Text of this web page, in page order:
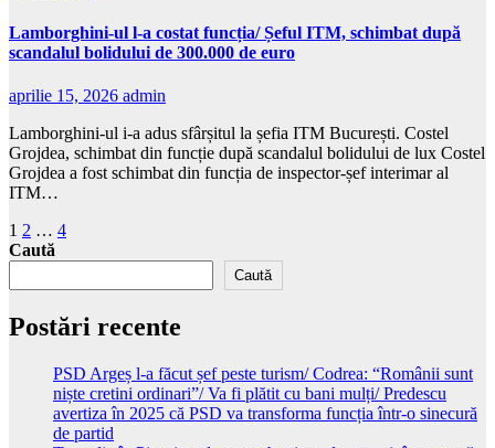
Lamborghini-ul l-a costat funcția/ Șeful ITM, schimbat după
scandalul bolidului de 300.000 de euro
aprilie 15, 2026 admin
Lamborghini-ul i-a adus sfârșitul la șefia ITM București. Costel
Grojdea, schimbat din funcție după scandalul bolidului de lux Costel
Grojdea a fost schimbat din funcția de inspector-șef interimar al
ITM…
Paginație
articole
1 2 … 4
Caută
Caută
Postări recente
PSD Argeș l-a făcut șef peste turism/ Codrea: “Românii sunt
niște cretini ordinari”/ Va fi plătit cu bani mulți/ Predescu
avertiza în 2025 că PSD va transforma funcția într-o sinecură
de partid